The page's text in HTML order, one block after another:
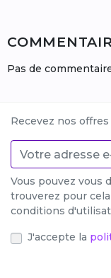
Pas de
Recevez nos
Vous pouvez vous
trouverez pour
conditions
J'accepte la